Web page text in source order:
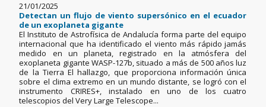
21/01/2025
Detectan un flujo de viento supersónico en el ecuador
de un exoplaneta gigante
El Instituto de Astrofísica de Andalucía forma parte del equipo
internacional que ha identificado el viento más rápido jamás
medido en un planeta, registrado en la atmósfera del
exoplaneta gigante WASP-127b, situado a más de 500 años luz
de la Tierra El hallazgo, que proporciona información única
sobre el clima extremo en un mundo distante, se logró con el
instrumento CRIRES+, instalado en uno de los cuatro
telescopios del Very Large Telescope...